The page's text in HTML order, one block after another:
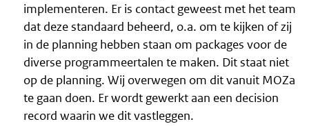
implementeren. Er is contact geweest met het team
dat deze standaard beheerd, o.a. om te kijken of zij
in de planning hebben staan om packages voor de
diverse programmeertalen te maken. Dit staat niet
op de planning. Wij overwegen om dit vanuit MOZa
te gaan doen. Er wordt gewerkt aan een decision
record waarin we dit vastleggen.